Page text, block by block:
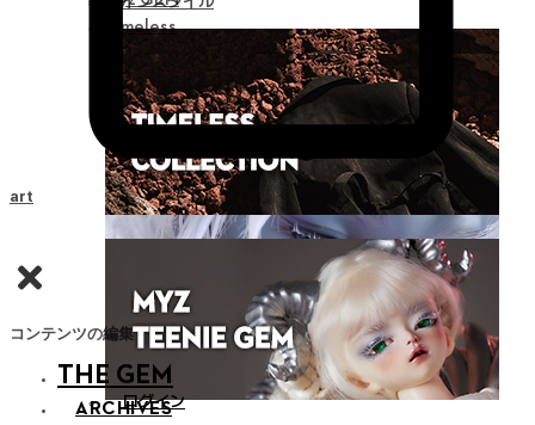
ARCHIVES
Timeless
コンテンツの編集
THE GEM
ログイン